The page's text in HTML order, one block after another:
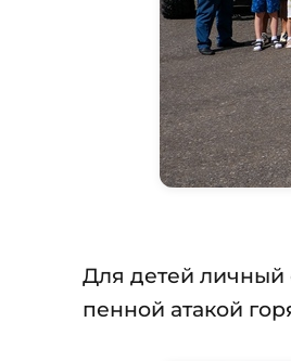
Для детей личный
пенной атакой